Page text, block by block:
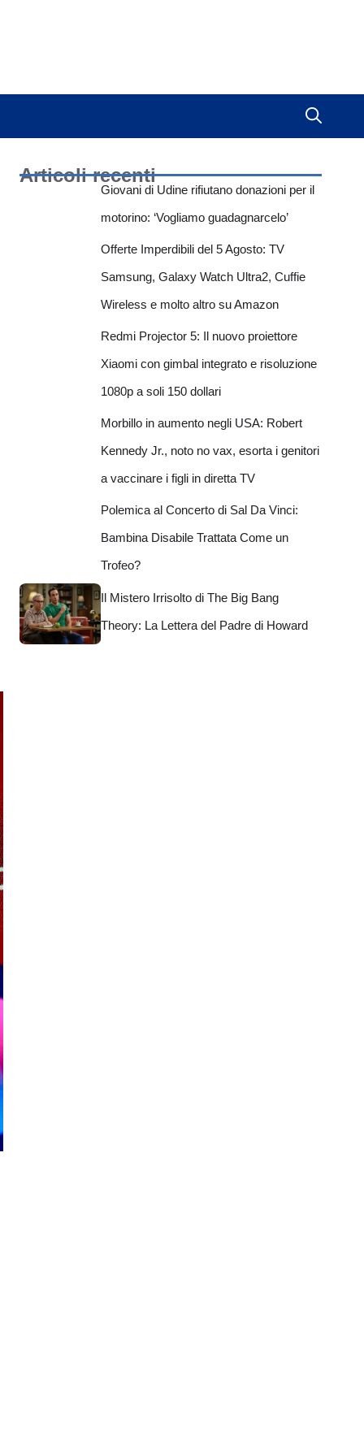
Articoli recenti
Giovani di Udine rifiutano donazioni per il
motorino: ‘Vogliamo guadagnarcelo’
Offerte Imperdibili del 5 Agosto: TV
Samsung, Galaxy Watch Ultra2, Cuffie
Wireless e molto altro su Amazon
Redmi Projector 5: Il nuovo proiettore
Xiaomi con gimbal integrato e risoluzione
1080p a soli 150 dollari
Morbillo in aumento negli USA: Robert
Kennedy Jr., noto no vax, esorta i genitori
a vaccinare i figli in diretta TV
Polemica al Concerto di Sal Da Vinci:
Bambina Disabile Trattata Come un
Trofeo?
Il Mistero Irrisolto di The Big Bang
Theory: La Lettera del Padre di Howard